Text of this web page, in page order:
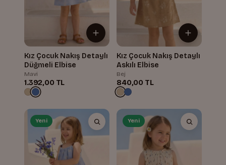
Kız Çocuk Nakış Detaylı
Düğmeli Elbise
Mavi
1.392,00 TL
Kız Çocuk Nakış Detaylı
Askılı Elbise
Bej
840,00 TL
Yeni Yeni